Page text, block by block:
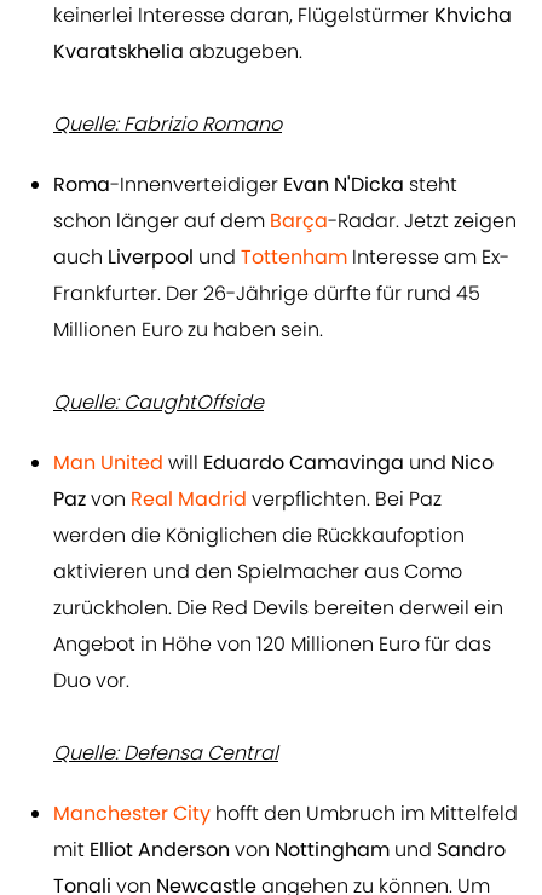
keinerlei Interesse daran, Flügelstürmer Khvicha
Kvaratskhelia abzugeben.
Quelle: Fabrizio Romano
Roma-Innenverteidiger Evan N'Dicka steht
schon länger auf dem Barça-Radar. Jetzt zeigen
auch Liverpool und Tottenham Interesse am Ex-
Frankfurter. Der 26-Jährige dürfte für rund 45
Millionen Euro zu haben sein.
Quelle: CaughtOffside
Man United will Eduardo Camavinga und Nico
Pazvon Real Madrid verpflichten. Bei Paz
werden die Königlichen die Rückkaufoption
aktivieren und den Spielmacher aus Como
zurückholen. Die Red Devils bereiten derweil ein
Angebot in Höhe von 120 Millionen Euro für das
Duo vor.
Quelle: Defensa Central
Manchester City hofft den Umbruch im Mittelfeld
mit ElliotAnderson von Nottingham und Sandro
Tonali von Newcastleangehen zu können. Um